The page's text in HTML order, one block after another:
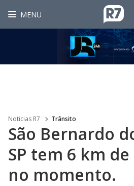
MENU
Noticias R7 Trânsito
São Bernardo
SP tem 6 km
no momento.